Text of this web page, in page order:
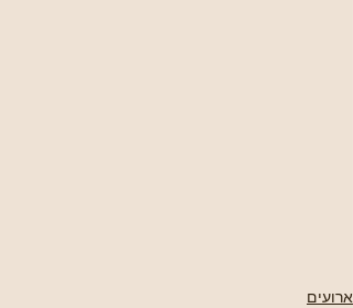
ארועים